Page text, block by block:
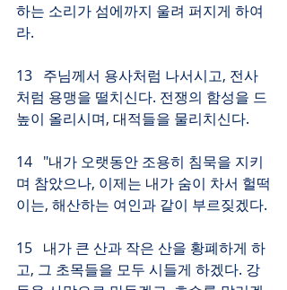
하는 소리가 섬에까지 울려 퍼지게 하여
라.
13   주님께서 용사처럼 나서시고, 전사
처럼 용맹을 떨치신다. 전쟁의 함성을 드
높이 올리시며, 대적들을 물리치신다.
14   "내가 오랫동안 조용히 침묵을 지키
며 참았으나, 이제는 내가 숨이 차서 헐떡
이는, 해산하는 여인과 같이 부르짖겠다.
15   내가 큰 산과 작은 산을 황폐하게 하
고, 그 초목들을 모두 시들게 하겠다. 강